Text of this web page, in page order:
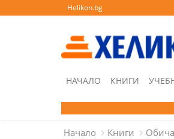
Helikon.bg
НАЧАЛО КНИГИ
Начало Книги